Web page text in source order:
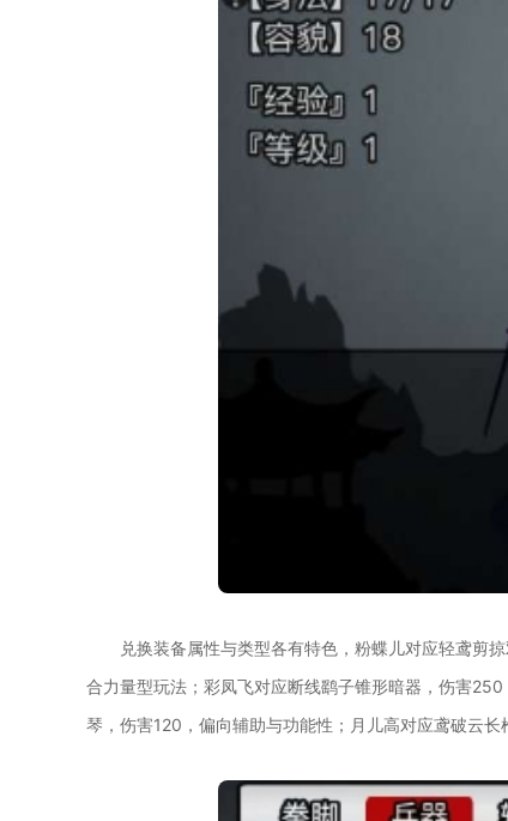
兑换装备属性与类型各有特色，粉蝶儿对应轻鸢剪
合力量型玩法；彩凤飞对应断线鹞子锥形暗器，伤害
琴，伤害120，偏向辅助与功能性；月儿高对应鸢破云长